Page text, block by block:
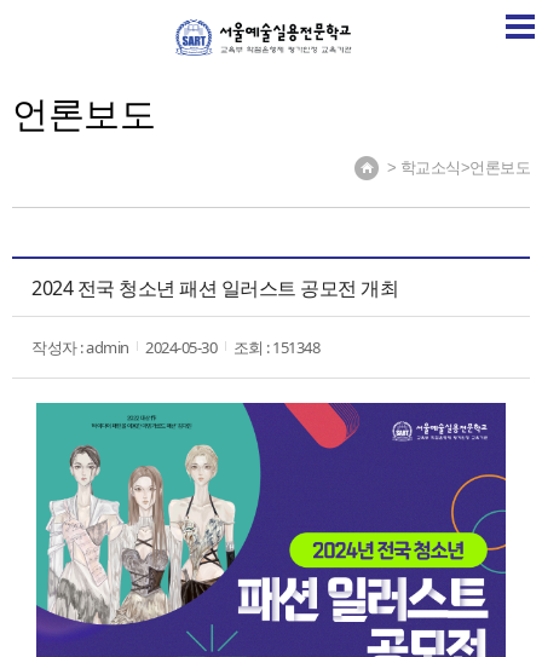
SART 학교소개
언론보도
> 학교소식>언론보도
2024 전국 청소년 패션 일러스트 공모전 개최
작성자 : admin 2024-05-30 조회 : 151348